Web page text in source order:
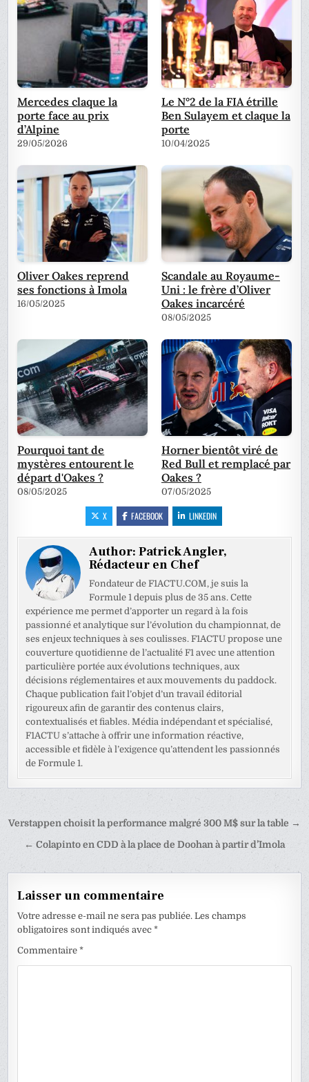
Mercedes claque la
porte face au prix
d’Alpine
29/05/2026
Le N°2 de la FIA étrille
Ben Sulayem et claque la
porte
10/04/2025
Oliver Oakes reprend
ses fonctions à Imola
16/05/2025
Scandale au Royaume-
Uni : le frère d’Oliver
Oakes incarcéré
08/05/2025
Pourquoi tant de
mystères entourent le
départ d'Oakes ?
08/05/2025
Horner bientôt viré de
Red Bull et remplacé par
Oakes ?
07/05/2025
X FACEBOOK LINKEDIN
Author:Patrick Angler,
Rédacteur en Chef
Fondateur de F1ACTU.COM, je suis la
Formule 1 depuis plus de 35 ans. Cette
expérience me permet d’apporter un regard à la fois
passionné et analytique sur l’évolution du championnat, de
ses enjeux techniques à ses coulisses. F1ACTU propose une
couverture quotidienne de l’actualité F1 avec une attention
particulière portée aux évolutions techniques, aux
décisions réglementaires et aux mouvements du paddock.
Chaque publication fait l’objet d’un travail éditorial
rigoureux afin de garantir des contenus clairs,
contextualisés et fiables. Média indépendant et spécialisé,
F1ACTU s’attache à offrir une information réactive,
accessible et fidèle à l’exigence qu’attendent les passionnés
de Formule 1.
Navigation
de
Verstappen choisit la performance malgré 300 M$ sur la table →
← Colapinto en CDD à la place de Doohan à partir d’Imola
Laisser un commentaire
Votre adresse e-mail ne sera pas publiée. Les champs
obligatoires sont indiqués avec*
Commentaire*